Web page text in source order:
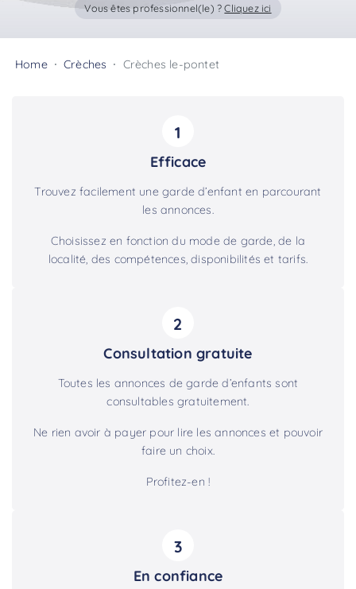
Vous êtes professionnel(le) ?Cliquez ici
Home Crèches Crèches le-pontet
1
Efficace
Trouvez facilement une garde d’enfant en parcourant
les annonces.
Choisissez en fonction du mode de garde, de la
localité, des compétences, disponibilités et tarifs.
2
Consultation gratuite
Toutes les annonces de garde d’enfants sont
consultables gratuitement.
Ne rien avoir à payer pour lire les annonces et pouvoir
faire un choix.
Profitez-en !
3
En confiance